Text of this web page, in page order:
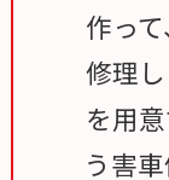
作っ
修理
を用
う害